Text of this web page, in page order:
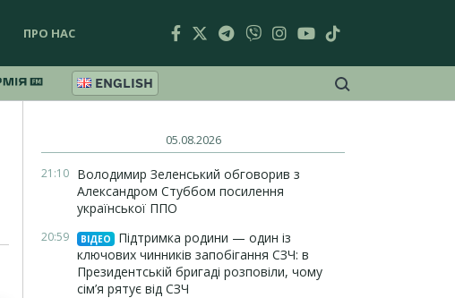
ПРО НАС
ENGLISH
05.08.2026
21:10 Володимир Зеленський обговорив з
Александром Стуббом посилення
української ППО
20:59 ВІДЕО
Підтримка родини — один із
ключових чинників запобігання СЗЧ: в
Президентській бригаді розповіли, чому
сім’я рятує від СЗЧ